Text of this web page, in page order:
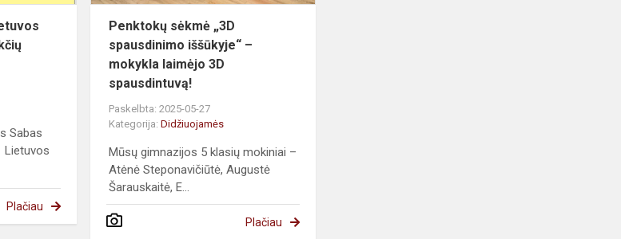
Sabas
Lietuvos
Plačiau
Penktokų sėkmė „3D
spausdinimo iššūkyje“ –
mokykla laimėjo 3D
spausdintuvą!
Paskelbta: 2025-05-27
Kategorija:Didžiuojamės
Mūsų gimnazijos 5 klasių mokiniai –
Atėnė Steponavičiūtė, Augustė
Šarauskaitė, E...
Plačiau